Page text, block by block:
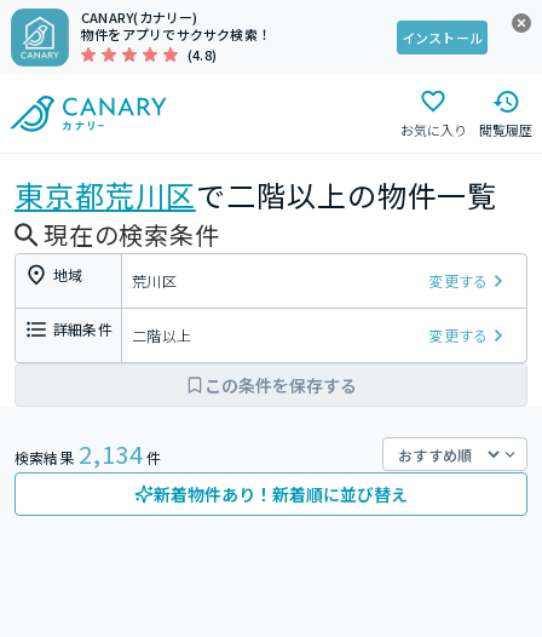
CANARY(カナリー)
物件をアプリでサクサク検索！
(4.8)
インストール
お気に入り 閲覧履歴
東京都荒川区で二階以上の物件一覧
現在の検索条件
地域 荒川区 変更する
詳細条件 二階以上 変更する
この条件を保存する
検索結果 2,134件
新着物件あり！新着順に並び替え